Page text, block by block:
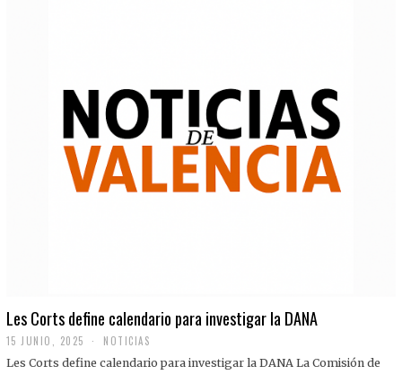
Les Corts define calendario para investigar la DANA
15 JUNIO, 2025 NOTICIAS
Les Corts define calendario para investigar la DANA La Comisión de